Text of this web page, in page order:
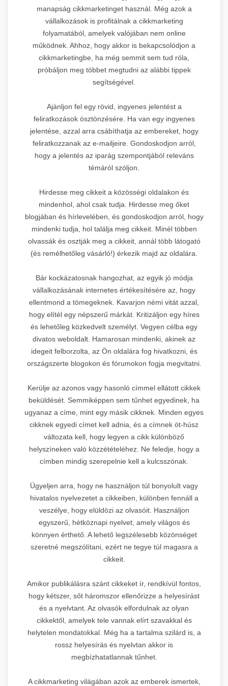
manapság cikkmarketinget használ. Még azok a
vállalkozások is profitálnak a cikkmarketing
folyamatából, amelyek valójában nem online
működnek. Ahhoz, hogy akkor is bekapcsolódjon a
cikkmarketingbe, ha még semmit sem tud róla,
próbáljon meg többet megtudni az alábbi tippek
segítségével.
Ajánljon fel egy rövid, ingyenes jelentést a
feliratkozások ösztönzésére. Ha van egy ingyenes
jelentése, azzal arra csábíthatja az embereket, hogy
feliratkozzanak az e-mailjeire. Gondoskodjon arról,
hogy a jelentés az iparág szempontjából releváns
témáról szóljon.
Hirdesse meg cikkeit a közösségi oldalakon és
mindenhol, ahol csak tudja. Hirdesse meg őket
blogjában és hírlevelében, és gondoskodjon arról, hogy
mindenki tudja, hol találja meg cikkeit. Minél többen
olvassák és osztják meg a cikkeit, annál több látogató
(és remélhetőleg vásárló!) érkezik majd az oldalára.
Bár kockázatosnak hangozhat, az egyik jó módja
vállalkozásának internetes értékesítésére az, hogy
ellentmond a tömegeknek. Kavarjon némi vitát azzal,
hogy elítél egy népszerű márkát. Kritizáljon egy híres
és lehetőleg közkedvelt személyt. Vegyen célba egy
divatos weboldalt. Hamarosan mindenki, akinek az
idegeit felborzolta, az Ön oldalára fog hivatkozni, és
országszerte blogokon és fórumokon fogja megvitatni.
Kerülje az azonos vagy hasonló címmel ellátott cikkek
beküldését. Semmiképpen sem tűnhet egyedinek, ha
ugyanaz a címe, mint egy másik cikknek. Minden egyes
cikknek egyedi címet kell adnia, és a címnek öt-húsz
változata kell, hogy legyen a cikk különböző
helyszíneken való közzétételéhez. Ne feledje, hogy a
címben mindig szerepelnie kell a kulcsszónak.
Ügyeljen arra, hogy ne használjon túl bonyolult vagy
hivatalos nyelvezetet a cikkeiben, különben fennáll a
veszélye, hogy elüldözi az olvasóit. Használjon
egyszerű, hétköznapi nyelvet, amely világos és
könnyen érthető. A lehető legszélesebb közönséget
szeretné megszólítani, ezért ne tegye túl magasra a
cikkeit.
Amikor publikálásra szánt cikkeket ír, rendkívül fontos,
hogy kétszer, sőt háromszor ellenőrizze a helyesírást
és a nyelvtant. Az olvasók elfordulnak az olyan
cikkektől, amelyek tele vannak elírt szavakkal és
helytelen mondatokkal. Még ha a tartalma szilárd is, a
rossz helyesírás és nyelvtan akkor is
megbízhatatlannak tűnhet.
A cikkmarketing világában azok az emberek ismertek,